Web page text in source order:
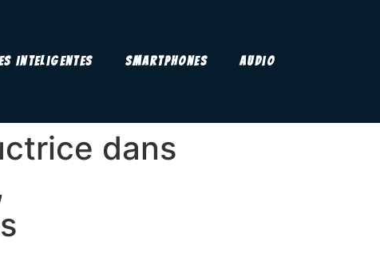
Inteligentes Smartphones Audio
dans